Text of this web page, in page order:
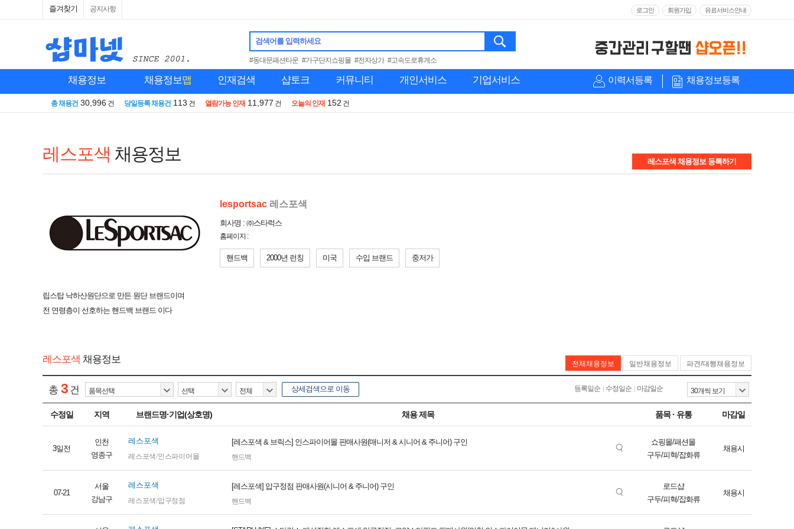
즐겨찾기 공지사항 로그인 회원가입 유료서비스안내
검색어를 입력하세요
#동대문패션타운 #가구단지쇼핑몰 #전자상가 #고속도로휴게소
채용정보 채용정보맵 인재검색 샵토크 커뮤니티 개인서비스 기업서비스 이력서등록 채용정보등록
총 채용건 30,996 건 당일등록 채용건 113 건 열람가능 인재 11,977 건 오늘의 인재 152 건
레스포색 채용정보
lesportsac 레스포색
회사명 : ㈜스타럭스
홈페이지 :
핸드백 2000년 런칭 미국 수입 브랜드 중저가
립스탑 낙하산원단으로 만든 원단 브랜드이며
전 연령층이 선호하는 핸드백 브랜드 이다
레스포색 채용정보 등록하기
레스포색 채용정보 전체채용정보 일반채용정보 파견/대행채용정보
총 3 건 상세검색으로 이동 등록일순 수정일순 마감일순
수정일 지역 브랜드명·기업(상호명) 채용 제목 품목 · 유통 마감일
3일전
인천
영종구
레스포색
레스포색/인스파이어몰
[레스포색 & 브릭스] 인스파이어몰 판매사원(매니저 & 시니어 & 주니어) 구인
핸드백
쇼핑몰/패션몰
구두/피혁/잡화류
채용시
07-21
서울
강남구
레스포색
레스포색/압구정점
[레스포색] 압구정점 판매사원(시니어 & 주니어) 구인
핸드백
로드샵
구두/피혁/잡화류
채용시